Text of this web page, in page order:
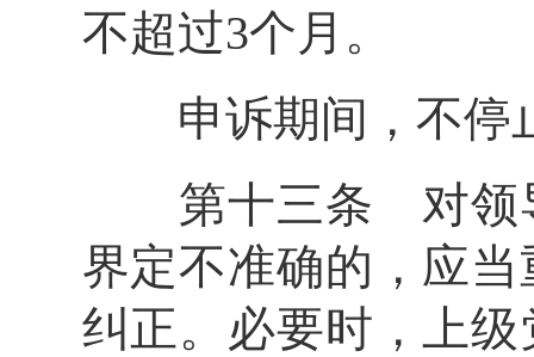
不超过3个月。
申诉期间，不停
第十三条 对领导
界定不准确的，应
纠正。必要时，上